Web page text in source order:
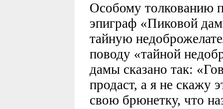
Особому толкованию
эпиграф «Пиковой
тайную
поводу «тайной
дамы сказано так:
продаст, а я не
свою брюнетку, что